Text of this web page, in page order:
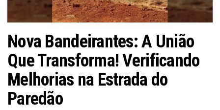
Nova Bandeirantes: A União
Que Transforma! Verificando
Melhorias na Estrada do
Paredão